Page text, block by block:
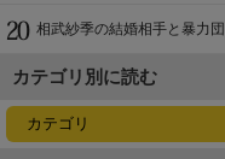
相武紗季の結婚相手と暴力団
カテゴリ別に読む